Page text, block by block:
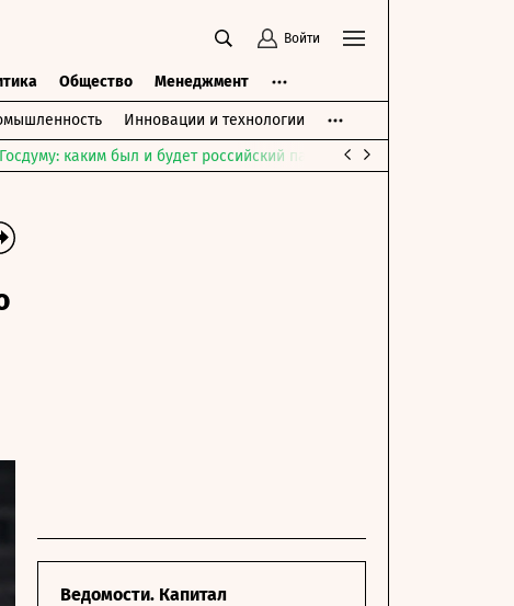
Войти
Общество Менеджмент
Инновации и технологии
каким был и будет российский парламент
Ведомости. Капитал